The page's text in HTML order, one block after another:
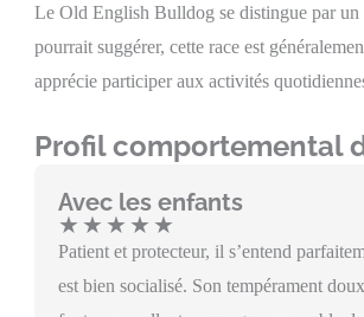
Le Old English Bulldog se distingue par un
pourrait suggérer, cette race est
apprécie participer aux activités
Profil comportemental
Avec les enfants
★ ★ ★ ★ ★
Patient et protecteur, il s’entend
est bien socialisé. Son tempérament